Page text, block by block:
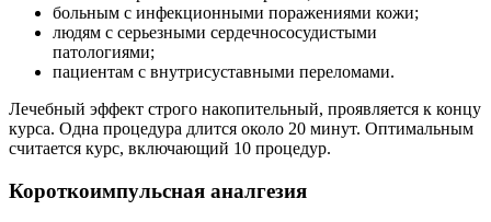
больным с инфекционными поражениями кожи;
людям с серьезными сердечнососудистыми
патологиями;
пациентам с внутрисуставными переломами.
Лечебный эффект строго накопительный, проявляется к концу
курса. Одна процедура длится около 20 минут. Оптимальным
считается курс, включающий 10 процедур.
Короткоимпульсная аналгезия